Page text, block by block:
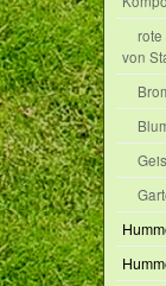
rote
von